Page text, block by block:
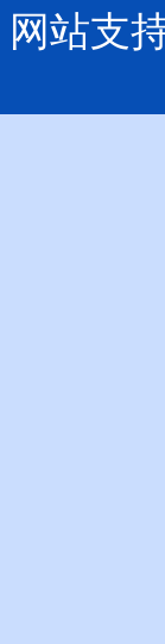
网站支